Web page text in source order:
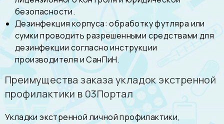
безопасности.
Дезинфекция корпуса: обработку футляра или
сумки проводить разрешенными средствами для
дезинфекции согласно инструкции
производителя и СанПиН.
Преимущества заказа укладок экстренной
профилактики в 03Портал
Укладки экстренной личной профилактики,